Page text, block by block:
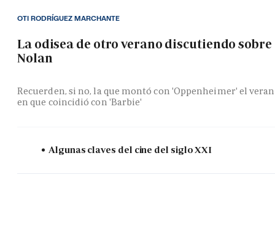
La odisea de otro verano discutiendo sobre
Nolan
Recuerden, si no, la que montó con 'Oppenheimer' el
en que coincidió con 'Barbie'
OTI RODRÍGUEZ MARCHANTE
Algunas claves del cine del siglo XXI